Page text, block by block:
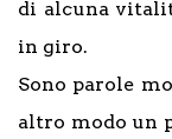
di alcuna
in giro.
Sono parole
altro modo un